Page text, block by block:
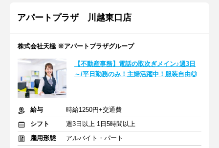
アパートプラザ 川越東口店
株式会社天極 ※アパートプラザグループ
【不動産事務】電話の取次ぎメイン♪週3日
～/平日勤務のみ！主婦活躍中！服装自由◎
給与
時給1250円+交通費
シフト
週3日以上 1日5時間以上
雇用形態
アルバイト・パート